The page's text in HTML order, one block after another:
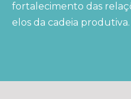
fortalecimento das
elos da cadeia produtiva.